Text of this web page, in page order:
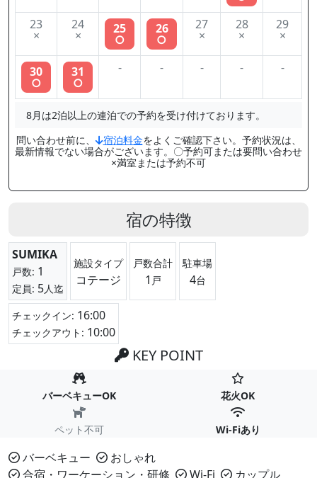
23
×
24
× 25
○
26
○
27
×
28
×
29
×
30
○
31
○
- - - - -
8月は2泊以上の連泊での予約を受け付けております。
問い合わせ前に、 宿泊料金をよくご確認下さい。予約状況は、
最新情報でない場合がございます。〇予約可または要問い合わせ
×満室または予約不可
宿の特徴
SUMIKA
戸数: 1
定員: 5人迄
施設タイプ
コテージ
戸数合計
1 戸
駐車場
4台
チェックイン: 16:00
チェックアウト: 10:00
KEY POINT
バーベキューOK 花火OK
ペット不可 Wi-Fiあり
バーベキュー
おしゃれ
合宿・ワーケーション・研修
Wi-Fi
カップル